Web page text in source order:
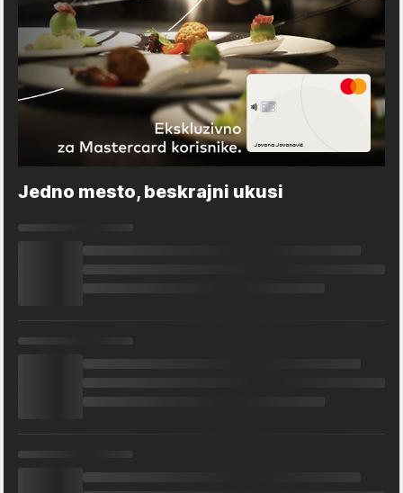
Jedno mesto, beskrajni ukusi